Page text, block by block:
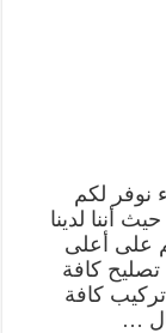
نوفر لكم
أننا لدينا
على أعلى
كافة
تركيب كافة
…